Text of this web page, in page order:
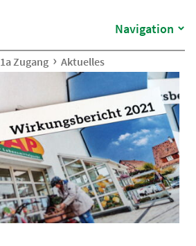
Navigation
1a Zugang Aktuelles